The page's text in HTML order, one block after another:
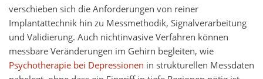
verschieben sich die Anforderungen von reiner
Implantattechnik hin zu Messmethodik, Signalverarbeitung
und Validierung. Auch nichtinvasive Verfahren können
messbare Veränderungen im Gehirn begleiten, wie
Psychotherapie bei Depressionen in strukturellen Messdaten